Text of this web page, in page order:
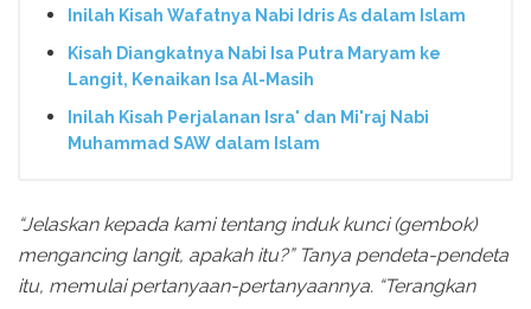
Inilah Kisah Wafatnya Nabi Idris As dalam Islam
Kisah Diangkatnya Nabi Isa Putra Maryam ke
Langit, Kenaikan Isa Al-Masih
Inilah Kisah Perjalanan Isra' dan Mi'raj Nabi
Muhammad SAW dalam Islam
“Jelaskan kepada kami tentang induk kunci (gembok)
mengancing langit, apakah itu?” Tanya pendeta-pendeta
itu, memulai pertanyaan-pertanyaannya. “Terangkan